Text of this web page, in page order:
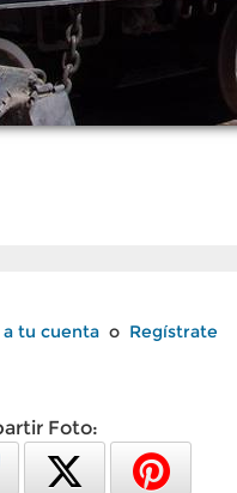
tu cuenta o Regístrate
Foto: